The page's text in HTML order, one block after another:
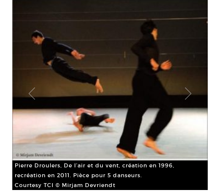
Pierre Droulers, De l’air et du vent, création en 1996,
recréation en 2011. Pièce pour 5 danseurs.
Courtesy TCI © Mirjam Devriendt